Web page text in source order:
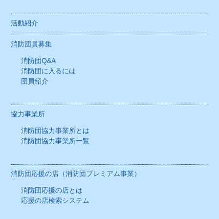
消防団応援の店（消防団プレミアム事業）
消防団応援の店とは
応援の店検索システム
団員の皆さんへ
お問い合わせ
リンク集
サイトマップ
活動紹介
消防団員募集
消防団Q&A
消防団に入るには
団員紹介
協力事業所
消防団協力事業所とは
消防団協力事業所一覧
消防団応援の店（消防団プレミアム事業）
消防団応援の店とは
応援の店検索システム